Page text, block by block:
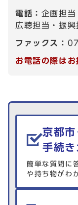
電話： 企画担
広聴担当・振
ファックス：
お電話の際は
生活情報を
京都市
手続き
簡単な質問に
や持ち物がわ